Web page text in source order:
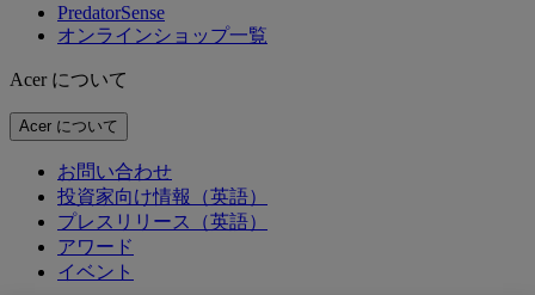
PredatorSense
オンラインショップ一覧
Acer について
Acer について
お問い合わせ
投資家向け情報（英語）
プレスリリース（英語）
アワード
イベント